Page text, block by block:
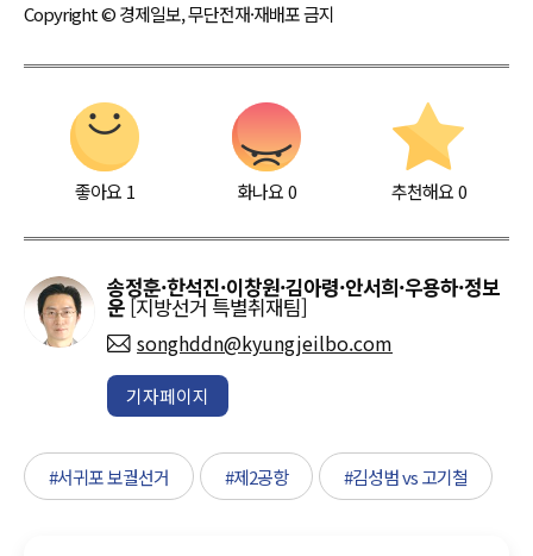
Copyright © 경제일보, 무단전재·재배포 금지
좋아요 1 화나요0 추천해요 0
송정훈·한석진·이창원·김아령·안서희·우용하·정보
운 [지방선거 특별취재팀]
songhddn@kyungjeilbo.com
기자페이지
#서귀포 보궐선거 #제2공항 #김성범 vs 고기철